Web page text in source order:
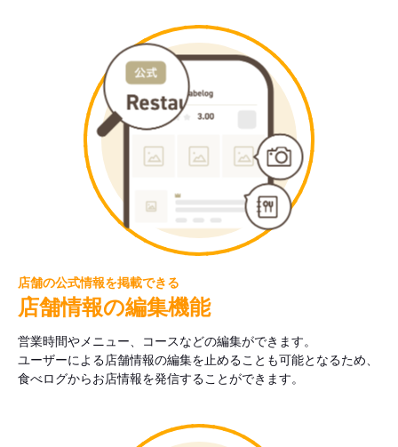
店舗の公式情報を掲載できる
店舗情報の編集機能
営業時間やメニュー、コースなどの編集ができます。
ユーザーによる店舗情報の編集を止めることも可能となるため、
食べログからお店情報を発信することができます。